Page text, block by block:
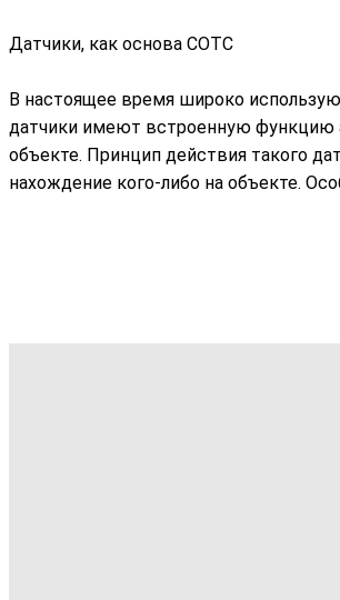
Датчики, как основа СОТС
В настоящее время широко
датчики имеют встроенную функцию
объекте. Принцип действия такого
нахождение кого-либо на объекте.